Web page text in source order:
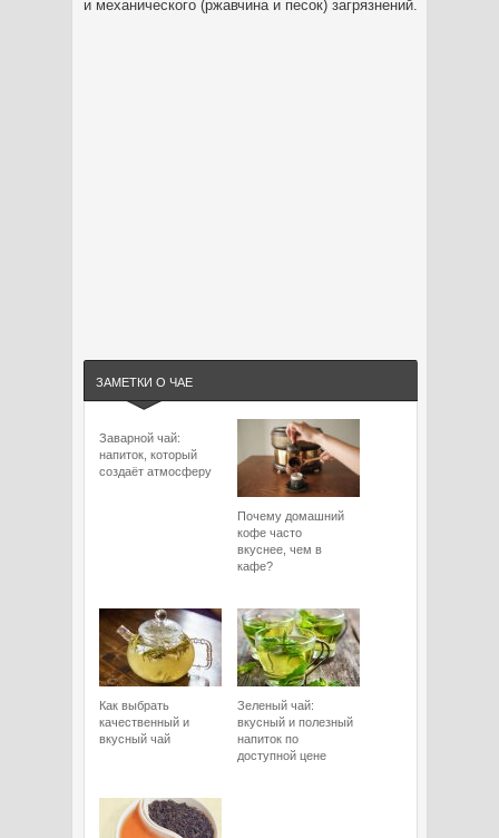
и механического (ржавчина и песок) загрязнений.
ЗАМЕТКИ О ЧАЕ
Заварной чай:
напиток, который
создаёт атмосферу
Почему домашний
кофе часто
вкуснее, чем в
кафе?
Как выбрать
качественный и
вкусный чай
Зеленый чай:
вкусный и полезный
напиток по
доступной цене